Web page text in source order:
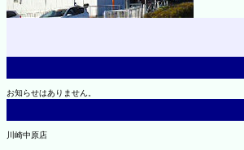
お知らせはありません。
川崎中原店